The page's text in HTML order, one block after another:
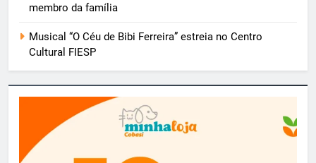
membro da família
Musical “O Céu de Bibi Ferreira” estreia no Centro
Cultural FIESP